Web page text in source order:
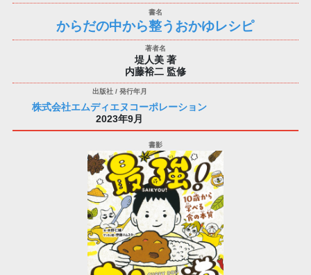
からだの中から整うおかゆレシピ
堤人美 著
内藤裕二 監修
株式会社エムディエヌコーポレーション
2023年9月